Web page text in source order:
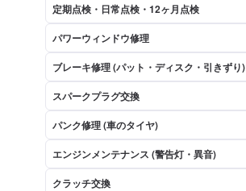
定期点検・日常点検・12ヶ月点検
パワーウィンドウ修理
ブレーキ修理 (パット・ディスク・引きずり)
スパークプラグ交換
パンク修理 (車のタイヤ)
エンジンメンテナンス (警告灯・異音)
クラッチ交換